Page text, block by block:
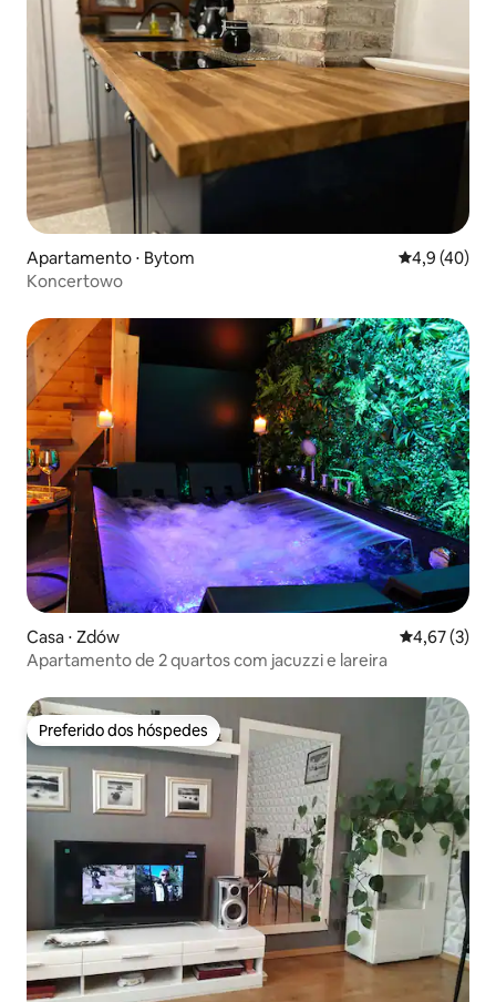
Apartamento ⋅ Bytom 4,9 de uma
4,9 (40)
Koncertowo
Casa ⋅ Zdów 4,67 de
4,67 (3)
Apartamento de 2 quartos com jacuzzi e lareira
Preferido dos hóspedes
Preferido dos hóspedes